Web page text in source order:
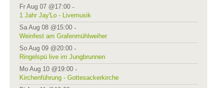
Fr Aug 07 @17:00 -
1 Jahr Jay'Lo - Livemusik
Sa Aug 08 @15:00 -
Weinfest am Grafenmühlweiher
So Aug 09 @20:00 -
Ringelspü live im Jungbrunnen
Mo Aug 10 @19:00 -
Kirchenführung - Gottesackerkirche